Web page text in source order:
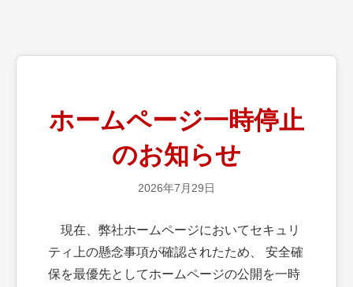
ホームページ一時停止
のお知らせ
2026年7月29日
現在、弊社ホームページにおいてセキュリ
ティ上の懸念事項が確認されたため、 安全確
保を最優先としてホームページの公開を一時